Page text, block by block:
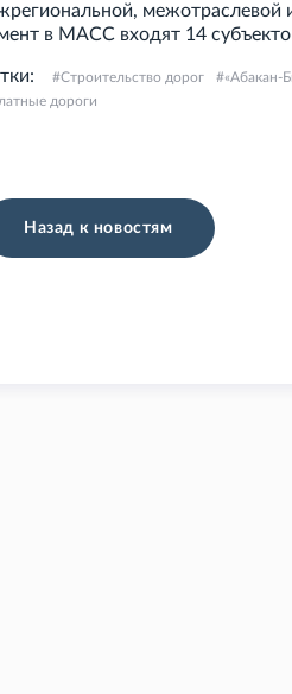
в МАСС входят 14
Строительство дорог «Абакан-
дороги
Назад к новостям